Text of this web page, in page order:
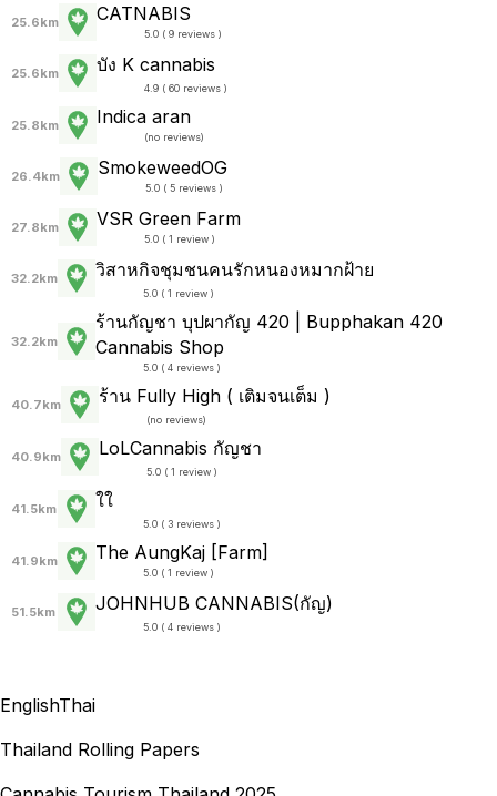
25.6km CATNABIS
5.0 ( 9 reviews )
25.6km บัง K cannabis
4.9 ( 60 reviews )
25.8km Indica aran
(no reviews)
26.4km SmokeweedOG
5.0 ( 5 reviews )
27.8km VSR Green Farm
5.0 ( 1 review )
32.2km วิสาหกิจชุมชนคนรักหนองหมากฝ้าย
5.0 ( 1 review )
32.2km
ร้านกัญชา บุปผากัญ 420 | Bupphakan 420
Cannabis Shop
5.0 ( 4 reviews )
40.7km ร้าน Fully High ( เติมจนเต็ม )
(no reviews)
40.9km LoLCannabis กัญชา
5.0 ( 1 review )
41.5km ใใ
5.0 ( 3 reviews )
41.9km The AungKaj [Farm]
5.0 ( 1 review )
51.5km JOHNHUB CANNABIS(กัญ)
5.0 ( 4 reviews )
EnglishThai
Thailand Rolling Papers